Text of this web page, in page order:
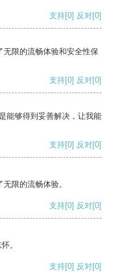
支持[0] 反对[0]
限的流畅体验和安全性保
支持[0] 反对[0]
能够得到妥善解决，让我能
支持[0] 反对[0]
限的流畅体验。
支持[0] 反对[0]
。
支持[0] 反对[0]